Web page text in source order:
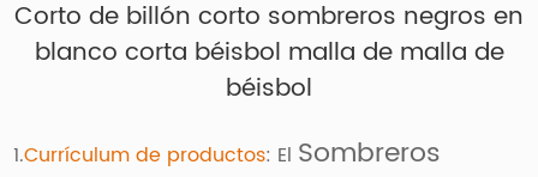
Corto de billón corto sombreros negros en
blanco corta béisbol malla de malla de
béisbol
1.Currículum de productos: El Sombreros